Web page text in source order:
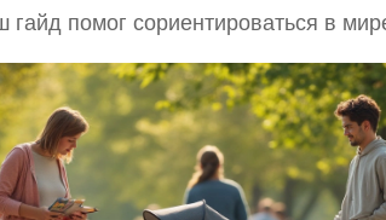
помог сориентироваться в